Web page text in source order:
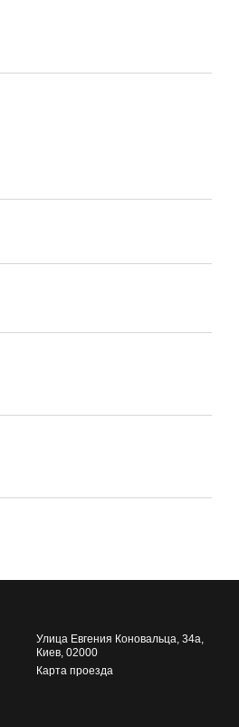
Улица Евгения Коновальца, 34а,
Киев, 02000
Карта проезда